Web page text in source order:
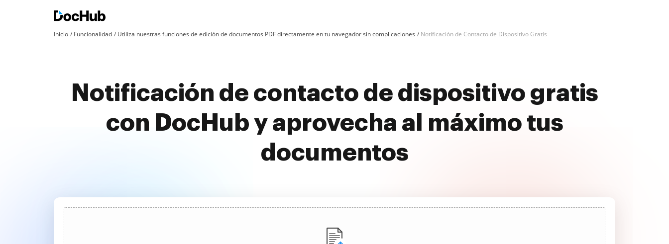
Inicio Funcionalidad Utiliza nuestras funciones de edición de documentos PDF directamente en tu navegador sin complicaciones Notificación de Contacto de Dispositivo Gratis
Notificación de contacto de dispositivo gratis
con DocHub y aprovecha al máximo tus
documentos